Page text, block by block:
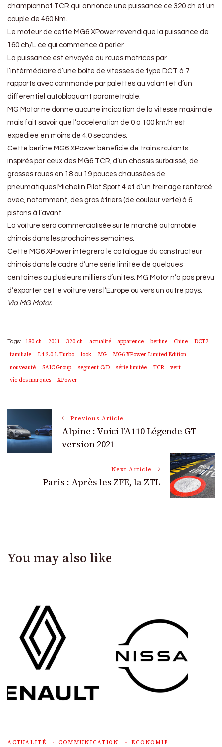
championnat TCR qui annonce une puissance de 320 ch et un
couple de 460 Nm.
Le moteur de cette MG6 XPower revendique la puissance de
160 ch/L ce qui commence à parler.
La puissance est envoyée au roues motrices par
l’intérmédiaire d’une boîte de vitesses de type DCT à 7
rapports avec commande par palettes au volant et d’un
différentiel autobloquant paramétrable.
MG Motor ne donne aucune indication de la vitesse maximale
mais fait savoir que l’accélération de 0 à 100 km/h est
expédiée en moins de 4.0 secondes.
Cette berline MG6 XPower bénéficie de trains roulants
inspirés par ceux des MG6 TCR, d’un chassis surbaissé, de
grosses roues en 18 ou 19 pouces chaussées de
pneumatiques Michelin Pilot Sport 4 et d’un freinage renforcé
avec, notamment, des gros étriers (de couleur verte) à 6
pistons à l’avant.
La voiture sera commercialisée sur le marché automobile
chinois dans les prochaines semaines.
Cette MG6 XPower intégrera le catalogue du constructeur
chinois dans le cadre d’une série limitée de quelques
centaines ou plusieurs milliers d’unités. MG Motor n’a pas prévu
d’éxporter cette voiture vers l’Europe ou vers un autre pays.
Via MG Motor.
Tags: 180 ch 2021 320 ch actualité apparence berline Chine
DCT7
familiale
L4 2.0 L Turbo look MG
MG6 XPower Limited Edition
nouveauté
SAIC Group segment C/D série limitée TCR
vert
vie des marques
XPower
Post
Navigation
Previous Article
Alpine : Voici l’A110 Légende GT
version 2021
Next Article
Paris : Après les ZFE, la ZTL
You may also like
ACTUALITÉ COMMUNICATION
ECONOMIE